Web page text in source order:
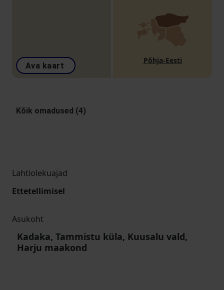
Ava kaart
Põhja-Eesti
Kõik omadused (4)
Lahtiolekuajad
Ettetellimisel
Asukoht
Kadaka, Tammistu küla, Kuusalu vald,
Harju maakond